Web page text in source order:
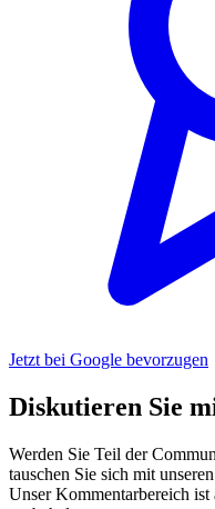
Jetzt bei Google bevorzugen
Diskutieren Sie
Werden Sie Teil der
tauschen Sie sich mit
Unser Kommentarbereich